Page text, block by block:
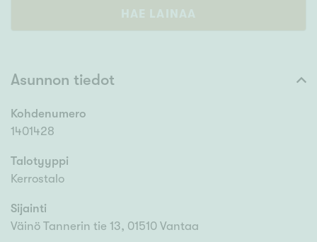
HAE LAINAA
Asunnon tiedot
Kohdenumero
1401428
Talotyyppi
Kerrostalo
Sijainti
Väinö Tannerin tie 13, 01510 Vantaa